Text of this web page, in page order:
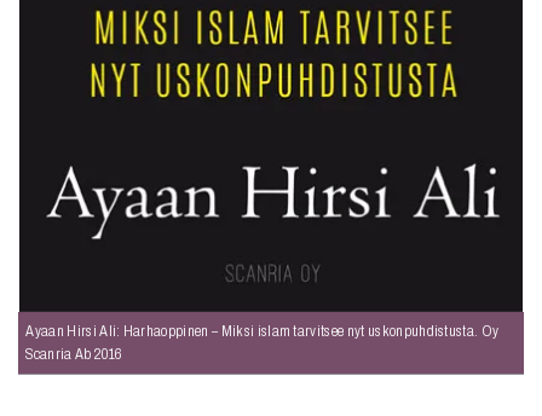
Ayaan Hirsi Ali: Harhaoppinen – Miksi islam tarvitsee nyt uskonpuhdistusta. Oy
Scanria Ab 2016